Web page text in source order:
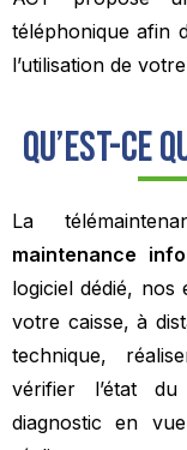
téléphonique afin
l’utilisation de
Qu’est-ce
La
maintenance
logiciel dédié,
votre caisse, à
technique,
vérifier l’état
diagnostic en